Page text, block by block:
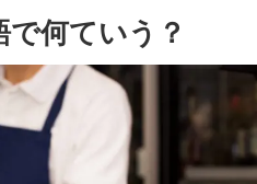
で何ていう？